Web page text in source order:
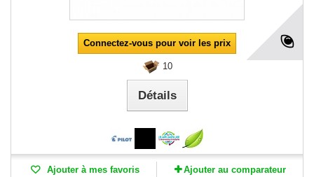
Connectez-vous pour voir les prix
10
Détails
Ajouter à mes favoris Ajouter au comparateur